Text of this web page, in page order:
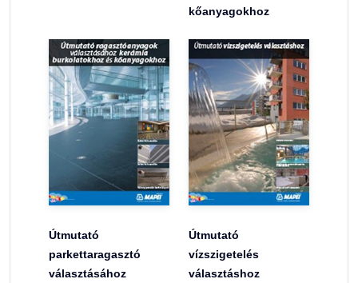
kőanyagokhoz
Útmutató
parkettaragasztó
választásához
Útmutató
vízszigetelés
választáshoz